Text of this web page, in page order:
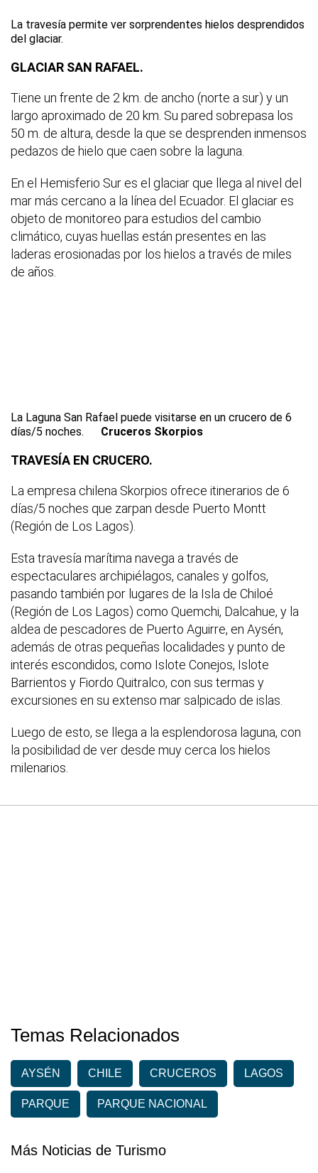
La travesía permite ver sorprendentes hielos desprendidos
del glaciar.
GLACIAR SAN RAFAEL.
Tiene un frente de 2 km. de ancho (norte a sur) y un
largo aproximado de 20 km. Su pared sobrepasa los
50 m. de altura, desde la que se desprenden inmensos
pedazos de hielo que caen sobre la laguna.
En el Hemisferio Sur es el glaciar que llega al nivel del
mar más cercano a la línea del Ecuador. El glaciar es
objeto de monitoreo para estudios del cambio
climático, cuyas huellas están presentes en las
laderas erosionadas por los hielos a través de miles
de años.
La Laguna San Rafael puede visitarse en un crucero de 6
días/5 noches.
Cruceros Skorpios
TRAVESÍA EN CRUCERO.
La empresa chilena Skorpios ofrece itinerarios de 6
días/5 noches que zarpan desde Puerto Montt
(Región de Los Lagos).
Esta travesía marítima navega a través de
espectaculares archipiélagos, canales y golfos,
pasando también por lugares de la Isla de Chiloé
(Región de Los Lagos) como Quemchi, Dalcahue, y la
aldea de pescadores de Puerto Aguirre, en Aysén,
además de otras pequeñas localidades y punto de
interés escondidos, como Islote Conejos, Islote
Barrientos y Fiordo Quitralco, con sus termas y
excursiones en su extenso mar salpicado de islas.
Luego de esto, se llega a la esplendorosa laguna, con
la posibilidad de ver desde muy cerca los hielos
milenarios.
Temas Relacionados
AYSÉN CHILE CRUCEROS LAGOS
PARQUE PARQUE NACIONAL
Más Noticias de Turismo